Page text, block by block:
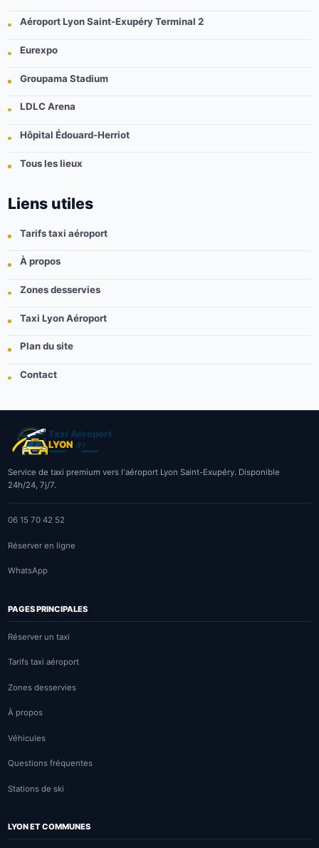
Aéroport Lyon Saint-Exupéry Terminal 2
Eurexpo
Groupama Stadium
LDLC Arena
Hôpital Édouard-Herriot
Tous les lieux
Liens utiles
Tarifs taxi aéroport
À propos
Zones desservies
Taxi Lyon Aéroport
Plan du site
Contact
Service de taxi premium vers l'aéroport Lyon Saint-Exupéry. Disponible
24h/24, 7j/7.
06 15 70 42 52
Réserver en ligne
WhatsApp
PAGES PRINCIPALES
Réserver un taxi
Tarifs taxi aéroport
Zones desservies
À propos
Véhicules
Questions fréquentes
Stations de ski
LYON ET COMMUNES